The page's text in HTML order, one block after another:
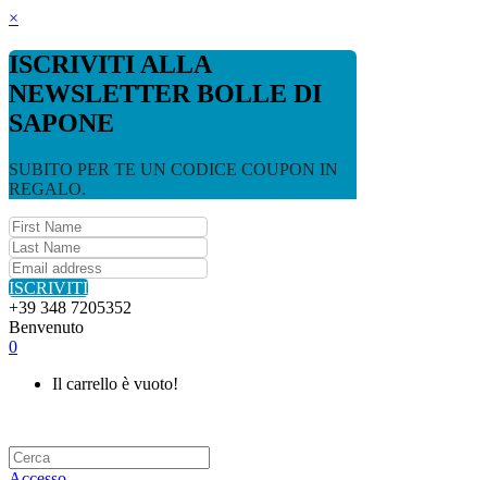
×
ISCRIVITI ALLA
NEWSLETTER BOLLE DI
SAPONE
SUBITO PER TE UN CODICE COUPON IN
REGALO.
ISCRIVITI
+39 348 7205352
Benvenuto
0
Il carrello è vuoto!